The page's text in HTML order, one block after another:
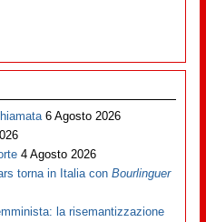
6 Agosto 2026
4 Agosto 2026
torna in Italia conBourlinguer
la risemantizzazione